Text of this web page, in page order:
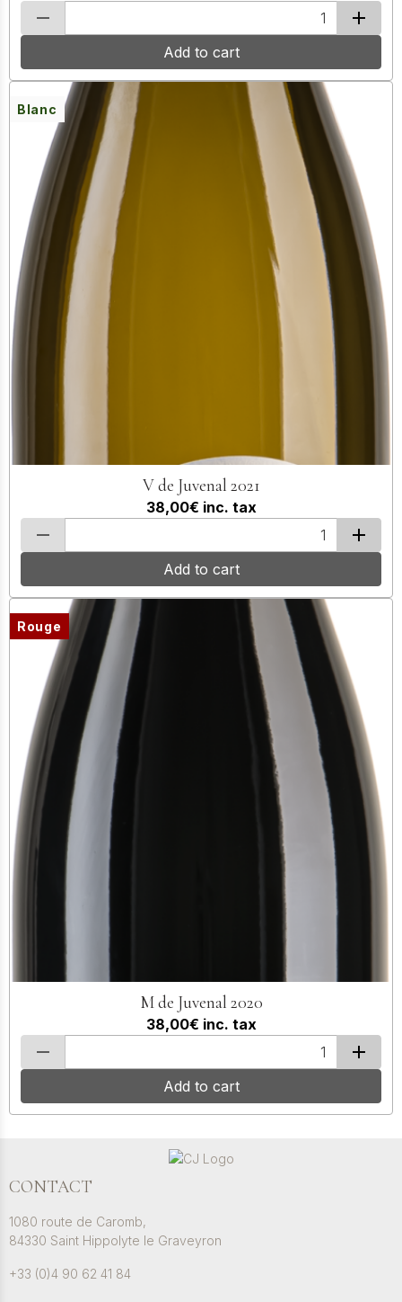
Add to cart
Blanc
V de Juvenal 2021
38,00€ inc. tax
Add to cart
Rouge
M de Juvenal 2020
38,00€ inc. tax
Add to cart
CONTACT
1080 route de Caromb,
84330 Saint Hippolyte le Graveyron
+33 (0)4 90 62 41 84